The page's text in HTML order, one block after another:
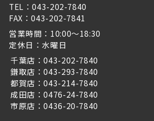
TEL：043-202-7840
FAX：043-202-7841
営業時間：10:00～18:30
定休日：水曜日
千葉店：043-202-7840
鎌取店：043-293-7840
都賀店：043-214-7840
成田店：0476-24-7840
市原店：0436-20-7840